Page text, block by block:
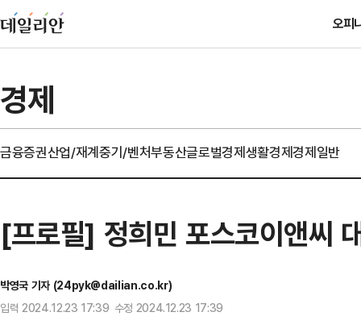
오피
경제
금융증권산업/재계중기/벤처부동산글로벌경제생활경제경제일반
[프로필] 정희민 포스코이앤씨
박영국 기자 (24pyk@dailian.co.kr)
입력 2024.12.23 17:39 수정 2024.12.23 17:39